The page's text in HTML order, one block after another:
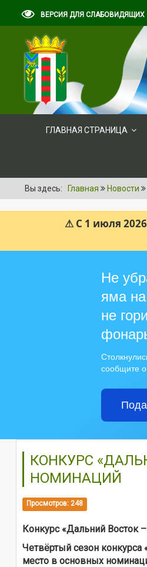
ВЕРСИЯ ДЛЯ СЛАБОВИДЯЩИХ
ГЛАВНАЯ СТРАНИЦА
Вы здесь: Главная Новости
⚠ С 1 июля
Не
яма
не
сообщите
КОНКУРС
НОМИНАЦИЙ
Просмотров: 248
Конкурс «Дальний Восток
Четвёртый сезон
место в основных